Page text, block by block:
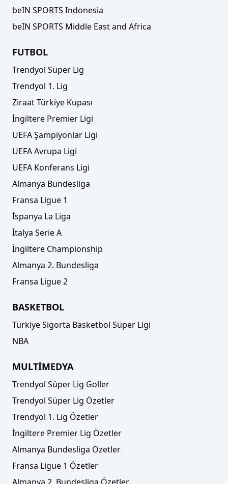
beIN SPORTS Indonesia
beIN SPORTS Middle East and Africa
FUTBOL
Trendyol Süper Lig
Trendyol 1. Lig
Ziraat Türkiye Kupası
İngiltere Premier Ligi
UEFA Şampiyonlar Ligi
UEFA Avrupa Ligi
UEFA Konferans Ligi
Almanya Bundesliga
Fransa Ligue 1
İspanya La Liga
İtalya Serie A
İngiltere Championship
Almanya 2. Bundesliga
Fransa Ligue 2
BASKETBOL
Türkiye Sigorta Basketbol Süper Ligi
NBA
MULTİMEDYA
Trendyol Süper Lig Goller
Trendyol Süper Lig Özetler
Trendyol 1. Lig Özetler
İngiltere Premier Lig Özetler
Almanya Bundesliga Özetler
Fransa Ligue 1 Özetler